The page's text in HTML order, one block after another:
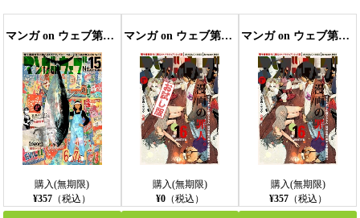
マンガ on ウェブ第15号
購入(無期限)
¥357 （税込）
マンガ on ウェブ第16号 無料お試し版
購入(無期限)
¥0（税込）
マンガ on ウェブ第16号
購入(無期限)
¥357（税込）